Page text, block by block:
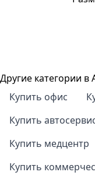
Другие категории в
Купить офис
Купить
Купить медцентр
Купить